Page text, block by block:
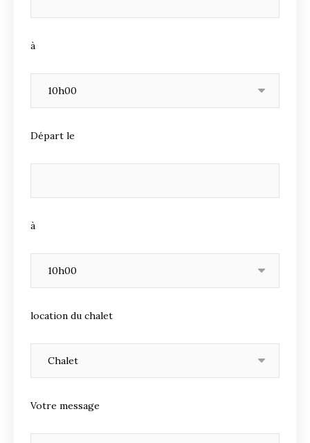
à
Départ le
à
location du chalet
Votre message